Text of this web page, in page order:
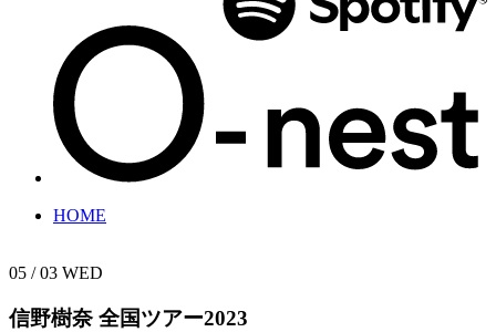
HOME
05 / 03 WED
信野樹奈 全国ツアー2023